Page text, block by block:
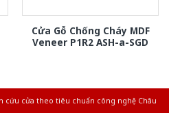
Cửa Gỗ Chống Cháy MDF
Veneer P1R2 ASH-a-SGD
cửa theo tiêu chuẩn công nghệ Châu